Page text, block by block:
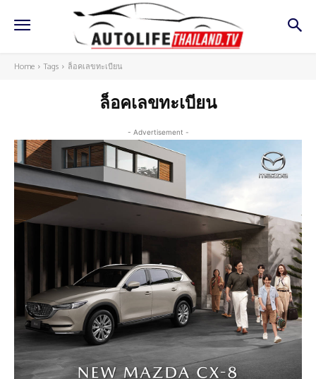
Home Tags ล็อคเลขทะเบียน
ล็อคเลขทะเบียน
- Advertisement -